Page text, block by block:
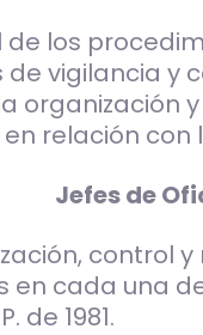
los
vigilancia y
relación
Jefes de
control
cada una
de 1981.